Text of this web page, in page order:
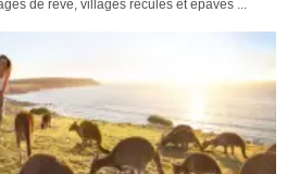
de rêve, villages reculés et épaves ...